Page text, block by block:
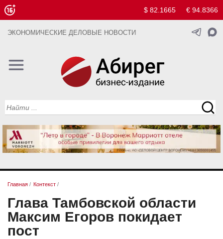
$ 82.1665 € 94.8366
ЭКОНОМИЧЕСКИЕ ДЕЛОВЫЕ НОВОСТИ
Главная / Контекст /
Глава Тамбовской области
Максим Егоров покидает
пост